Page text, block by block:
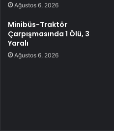
Ağustos 6, 2026
Minibüs-Traktör
Çarpışmasında 1 Ölü, 3
Yaralı
Ağustos 6, 2026